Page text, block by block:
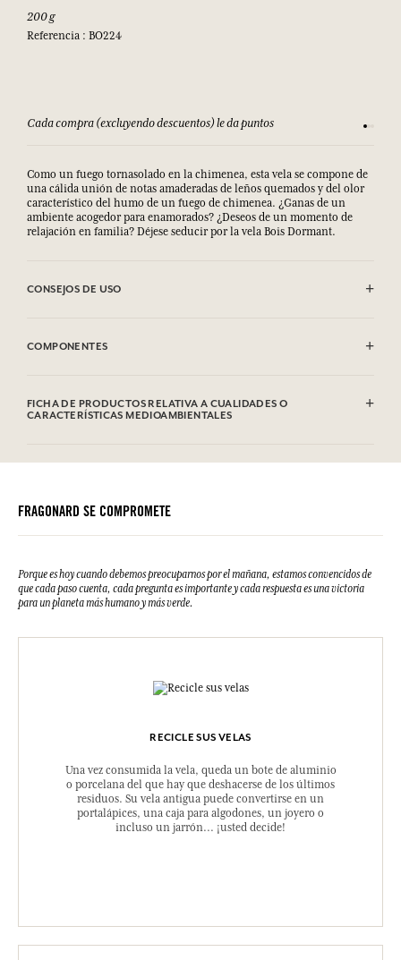
200 g
Referencia : BO224
Cada compra (excluyendo descuentos) le da puntos
Como un fuego tornasolado en la chimenea, esta vela se compone de
una cálida unión de notas amaderadas de leños quemados y del olor
característico del humo de un fuego de chimenea. ¿Ganas de un
ambiente acogedor para enamorados? ¿Deseos de un momento de
relajación en familia? Déjese seducir por la vela Bois Dormant.
CONSEJOS DE USO
tres horas consecutivas. Cortar regularmente la mecha.No posar la
sarpullido en la piel: busque atención médica. N° de emergencia
(+33) 01.45.42.59.59.
COMPONENTES
Consultar el embalaje del producto comprado.
FICHA DE PRODUCTOS RELATIVA A CUALIDADES O
CARACTERÍSTICAS MEDIOAMBIENTALES
Por favor, consulte las cualidades o características medioambientales
FRAGONARD SE COMPROMETE
Porque es hoy cuando debemos preocuparnos por el mañana, estamos convencidos de
que cada paso cuenta, cada pregunta es importante y cada respuesta es una victoria
para un planeta más humano y más verde.
RECICLE SUS VELAS
Una vez consumida la vela, queda un bote de aluminio
o porcelana del que hay que deshacerse de los últimos
residuos. Su vela antigua puede convertirse en un
portalápices, una caja para algodones, un joyero o
incluso un jarrón... ¡usted decide!